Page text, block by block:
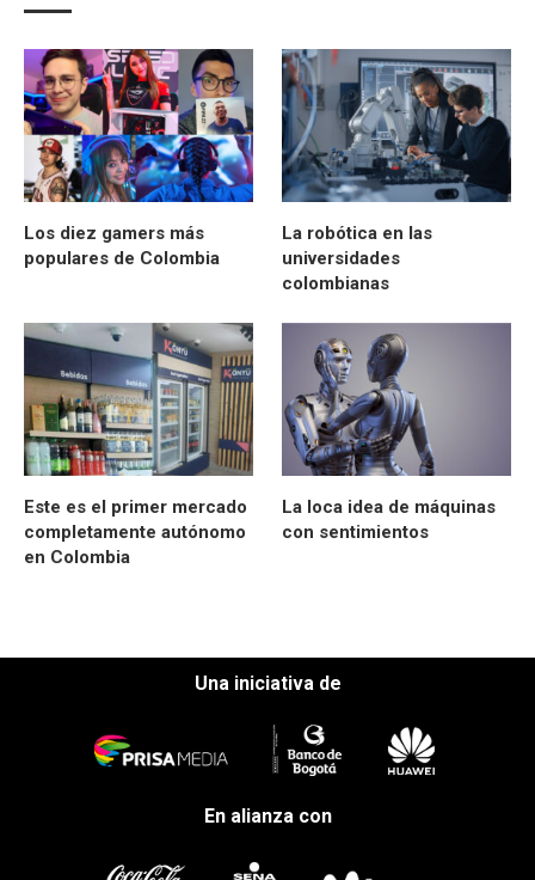
Los diez gamers más
populares de Colombia
La robótica en las
universidades
colombianas
Este es el primer mercado
completamente autónomo
en Colombia
La loca idea de máquinas
con sentimientos
Una iniciativa de
En alianza con